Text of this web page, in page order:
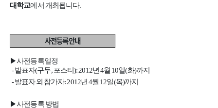
대학교에서 개최됩니다.
사전등록안내
▶사전등록일정
- 발표자(구두, 포스터): 2012년 4월 10일(화)까지
- 발표자 외 참가자: 2012년 4월 12일(목)까지
▶사전등록 방법